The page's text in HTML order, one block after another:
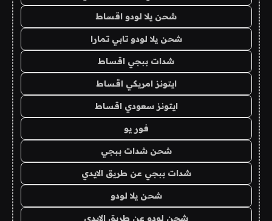
شحن يلا لودو اقساط
شحن يلا لودو تابي تمارا
شدات ببجي اقساط
ايتونز امريكي اقساط
ايتونز سعودي اقساط
فور يو
شحن شدات ببجي
شدات ببجي عن طريق الايدي
شحن يلا لودو
شحن لودو عن طريق الايدي